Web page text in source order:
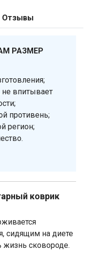
Отзывы
РАЗМЕР
впитывает
противень;
регион;
коврик
сидящим на диете
жизнь сковороде.